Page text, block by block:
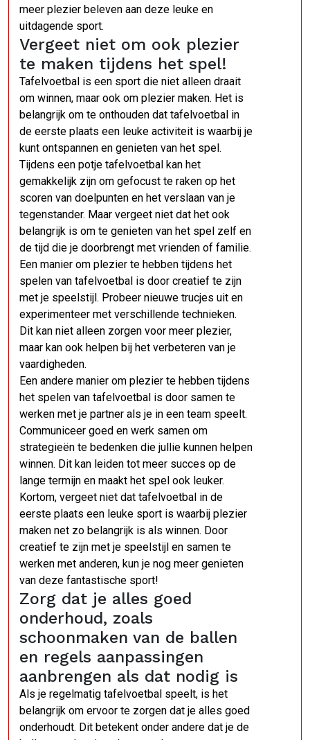
meer plezier beleven aan deze leuke en
uitdagende sport.
Vergeet niet om ook plezier
te maken tijdens het spel!
Tafelvoetbal is een sport die niet alleen draait
om winnen, maar ook om plezier maken. Het is
belangrijk om te onthouden dat tafelvoetbal in
de eerste plaats een leuke activiteit is waarbij je
kunt ontspannen en genieten van het spel.
Tijdens een potje tafelvoetbal kan het
gemakkelijk zijn om gefocust te raken op het
scoren van doelpunten en het verslaan van je
tegenstander. Maar vergeet niet dat het ook
belangrijk is om te genieten van het spel zelf en
de tijd die je doorbrengt met vrienden of familie.
Een manier om plezier te hebben tijdens het
spelen van tafelvoetbal is door creatief te zijn
met je speelstijl. Probeer nieuwe trucjes uit en
experimenteer met verschillende technieken.
Dit kan niet alleen zorgen voor meer plezier,
maar kan ook helpen bij het verbeteren van je
vaardigheden.
Een andere manier om plezier te hebben tijdens
het spelen van tafelvoetbal is door samen te
werken met je partner als je in een team speelt.
Communiceer goed en werk samen om
strategieën te bedenken die jullie kunnen helpen
winnen. Dit kan leiden tot meer succes op de
lange termijn en maakt het spel ook leuker.
Kortom, vergeet niet dat tafelvoetbal in de
eerste plaats een leuke sport is waarbij plezier
maken net zo belangrijk is als winnen. Door
creatief te zijn met je speelstijl en samen te
werken met anderen, kun je nog meer genieten
van deze fantastische sport!
Zorg dat je alles goed
onderhoud, zoals
schoonmaken van de ballen
en regels aanpassingen
aanbrengen als dat nodig is
Als je regelmatig tafelvoetbal speelt, is het
belangrijk om ervoor te zorgen dat je alles goed
onderhoudt. Dit betekent onder andere dat je de